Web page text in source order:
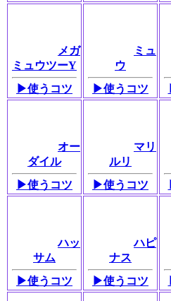
メガ
ミュウツーY
▶使うコツ
ミュ
ウ
▶使うコツ
オー
ダイル
▶使うコツ
マリ
ルリ
▶使うコツ
ハッ
サム
▶使うコツ
ハピ
ナス
▶使うコツ